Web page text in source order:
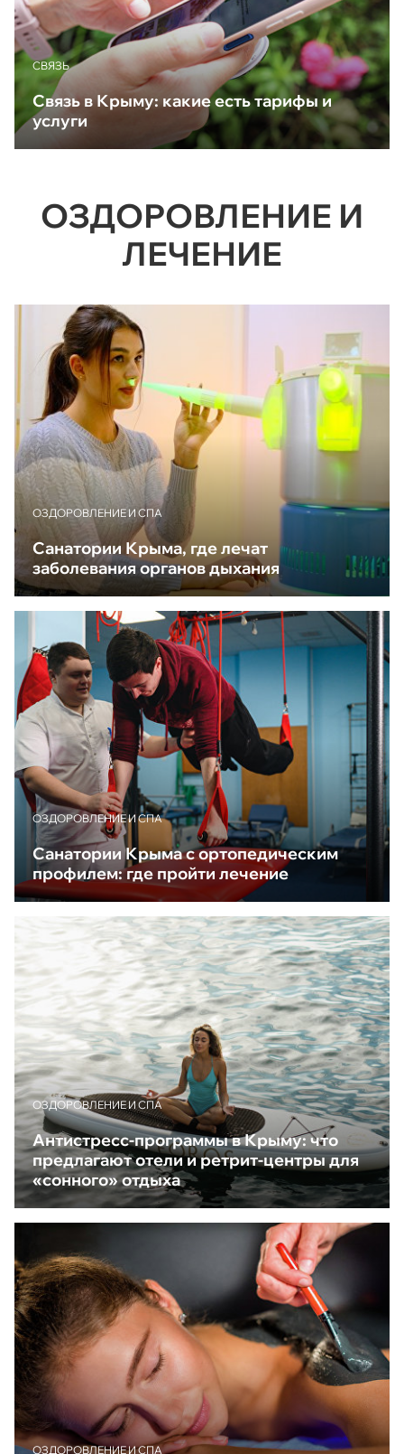
CВЯЗЬ
Связь в Крыму: какие есть тарифы и
услуги
ОЗДОРОВЛЕНИЕ И
ЛЕЧЕНИЕ
ОЗДОРОВЛЕНИЕ И СПА
Санатории Крыма, где лечат
заболевания органов дыхания
ОЗДОРОВЛЕНИЕ И СПА
Санатории Крыма с ортопедическим
профилем: где пройти лечение
ОЗДОРОВЛЕНИЕ И СПА
Антистресс-программы в Крыму: что
предлагают отели и ретрит-центры для
«сонного» отдыха
ОЗДОРОВЛЕНИЕ И СПА